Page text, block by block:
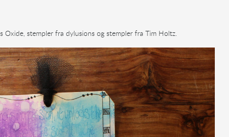
Oxide, stempler fra dylusions og stempler fra Tim Holtz.